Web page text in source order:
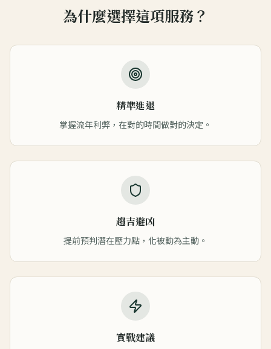
為什麼選擇這項服務？
精準進退
掌握流年利弊，在對的時間做對的決定。
趨吉避凶
提前預判潛在壓力點，化被動為主動。
實戰建議